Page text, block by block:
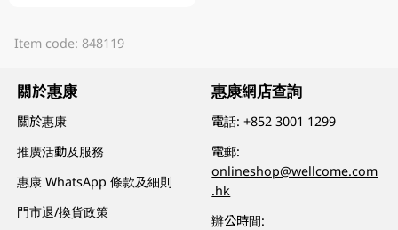
Item code: 848119
關於惠康
關於惠康
推廣活動及服務
惠康 WhatsApp 條款及細則
門市退/換貨政策
惠康網店查詢
電話:+852 3001 1299
電郵:
onlineshop@wellcome.com
.hk
辦公時間: